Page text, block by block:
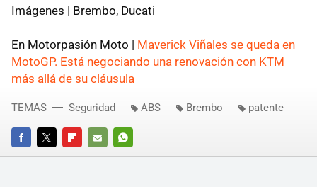
Imágenes | Brembo, Ducati
En Motorpasión Moto | Maverick Viñales se queda en
MotoGP. Está negociando una renovación con KTM
más allá de su cláusula
FACEBOOKTWITTERFLIPBOARD
E-
WHATSAPP
TEMAS Seguridad ABS Brembo patente